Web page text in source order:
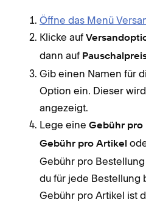
Öffne das Menü
Klicke auf
dann auf
Gib einen Namen für
Option ein. Dieser
angezeigt.
Lege eine Gebühr pro
Gebühr pro Artikel
Gebühr pro
du für jede Bestellung
Gebühr pro Artikel ist